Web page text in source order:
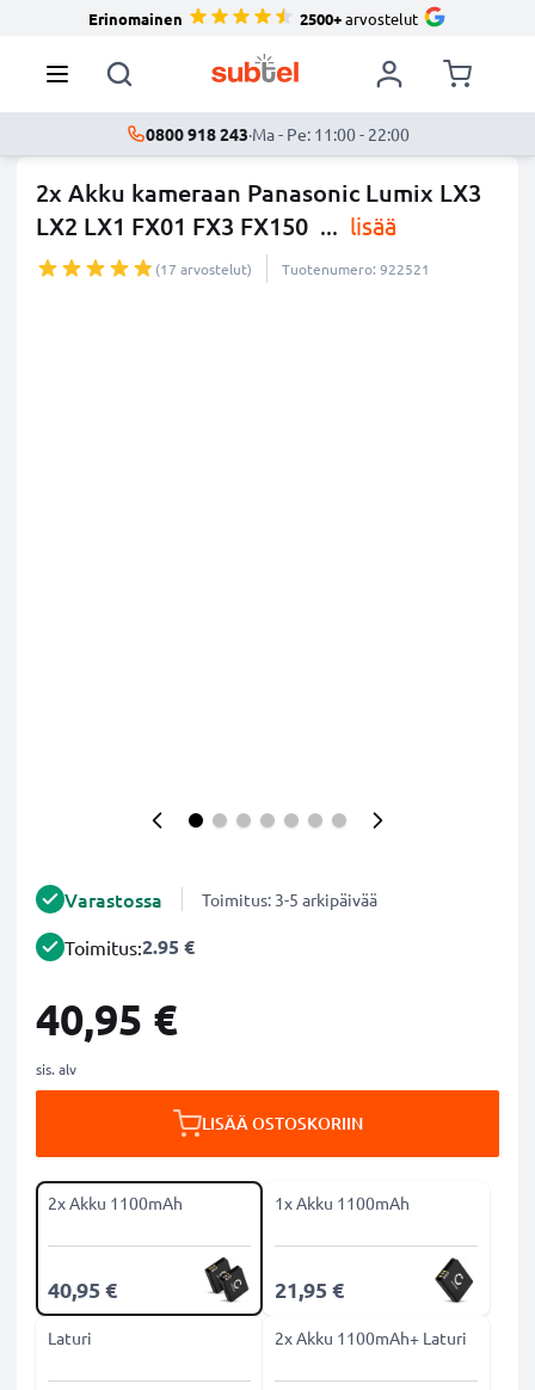
Erinomainen 2500+arvostelut
0800 918 243·Ma - Pe: 11:00 - 22:00
2x Akku kameraan Panasonic Lumix LX3
LX2 LX1 FX01 FX3 FX150 ... lisää
(17 arvostelut) Tuotenumero: 922521
Varastossa Toimitus: 3-5 arkipäivää
Toimitus:2.95 €
40,95 €
sis. alv
LISÄÄ OSTOSKORIIN
2x Akku 1100mAh
40,95 €
1x Akku 1100mAh
21,95 €
Laturi 2x Akku 1100mAh+ Laturi